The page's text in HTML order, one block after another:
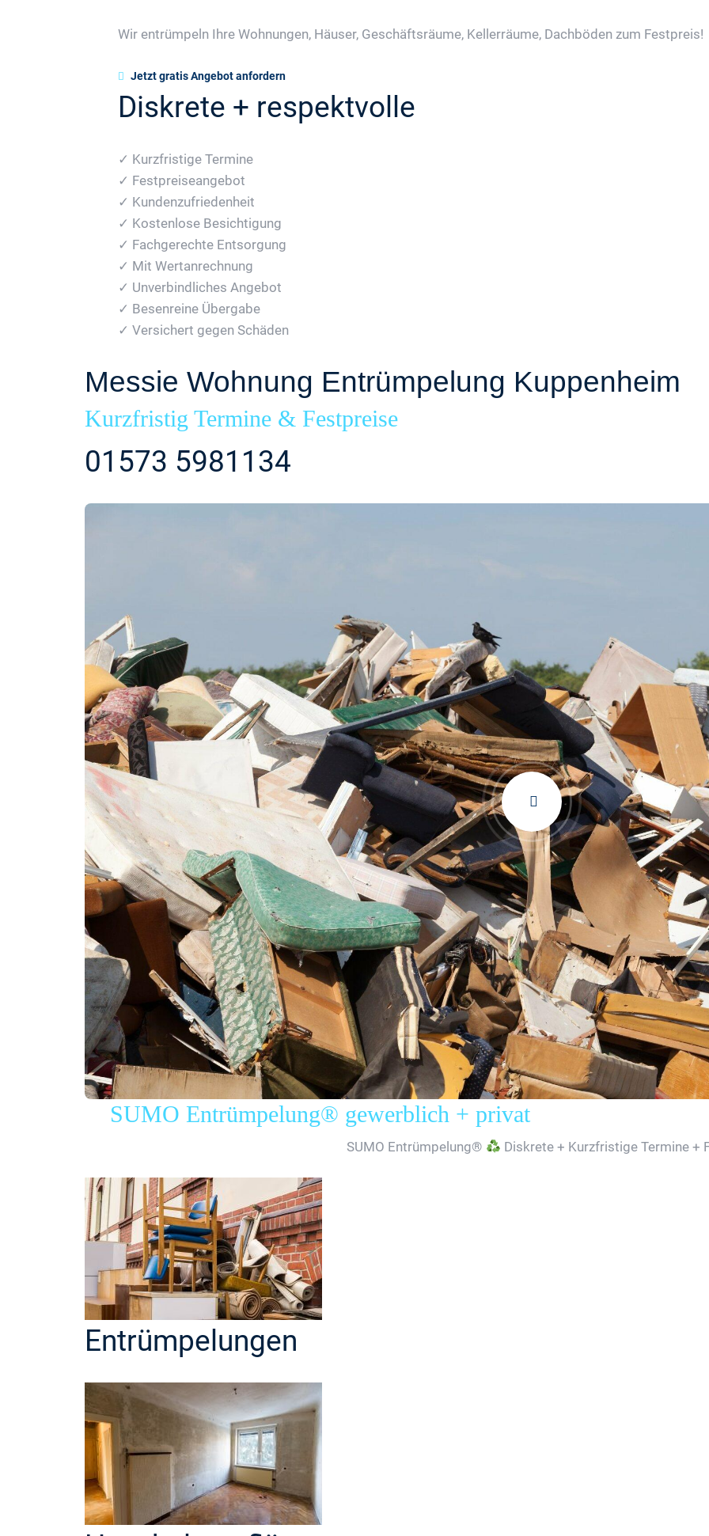
Wir entrümpeln Ihre Wohnungen, Häuser, Geschäftsräume, Kellerräume, Dachböden zum Festpreis!
Jetzt gratis Angebot anfordern
Diskrete + respektvolle
✓ Kurzfristige Termine
✓ Festpreiseangebot
✓ Kundenzufriedenheit
✓ Kostenlose Besichtigung
✓ Fachgerechte Entsorgung
✓ Mit Wertanrechnung
✓ Unverbindliches Angebot
✓ Besenreine Übergabe
✓ Versichert gegen Schäden
Messie Wohnung Entrümpelung Kuppenheim
Kurzfristig Termine & Festpreise
01573 5981134
SUMO Entrümpelung® gewerblich + privat
SUMO Entrümpelung® Diskrete + Kurzfristige Termine +
Entrümpelungen